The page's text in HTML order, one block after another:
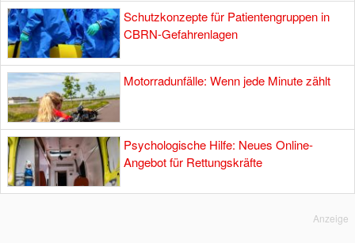
Schutzkonzepte für Patientengruppen in
CBRN-Gefahrenlagen
Motorradunfälle: Wenn jede Minute zählt
Psychologische Hilfe: Neues Online-
Angebot für Rettungskräfte
Anzeige